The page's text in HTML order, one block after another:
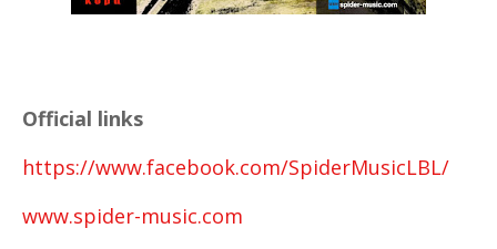
Official links
https://www.facebook.com/SpiderMusicLBL/
www.spider-music.com